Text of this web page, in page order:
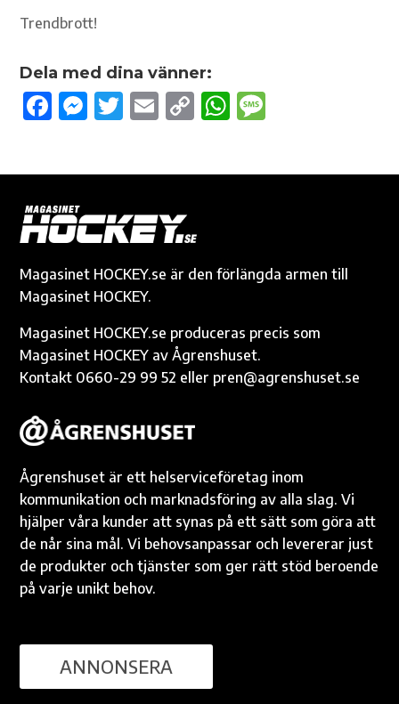
Trendbrott!
Dela med dina vänner:
F
o
o
k
M
g
er
T
r
E
C
n
k
W
p
Magasinet HOCKEY.se är den förlängda armen till
Magasinet HOCKEY.
Magasinet HOCKEY.se produceras precis som
Magasinet HOCKEY av Ågrenshuset.
Kontakt 0660-29 99 52 eller pren@agrenshuset.se
Ågrenshuset är ett helserviceföretag inom
kommunikation och marknadsföring av alla slag. Vi
hjälper våra kunder att synas på ett sätt som göra att
de når sina mål. Vi behovsanpassar och levererar just
de produkter och tjänster som ger rätt stöd beroende
på varje unikt behov.
ANNONSERA